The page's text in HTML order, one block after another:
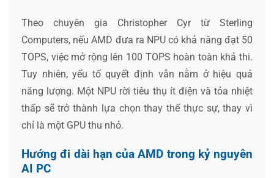
Theo chuyên gia Christopher Cyr từ Sterling
Computers, nếu AMD đưa ra NPU có khả năng đạt 50
TOPS, việc mở rộng lên 100 TOPS hoàn toàn khả thi.
Tuy nhiên, yếu tố quyết định vẫn nằm ở hiệu quả
năng lượng. Một NPU rời tiêu thụ ít điện và tỏa nhiệt
thấp sẽ trở thành lựa chọn thay thế thực sự, thay vì
chỉ là một GPU thu nhỏ.
Hướng đi dài hạn của AMD trong kỷ nguyên
AI PC